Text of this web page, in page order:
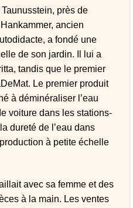
près de
ancien
a fondé une
de son jardin. Il lui a
tandis que le premier
Le premier produit
à déminéraliser l’eau
voiture dans les stations-
dureté de l’eau dans
à petite échelle
avec sa femme et des
à la main. Les ventes